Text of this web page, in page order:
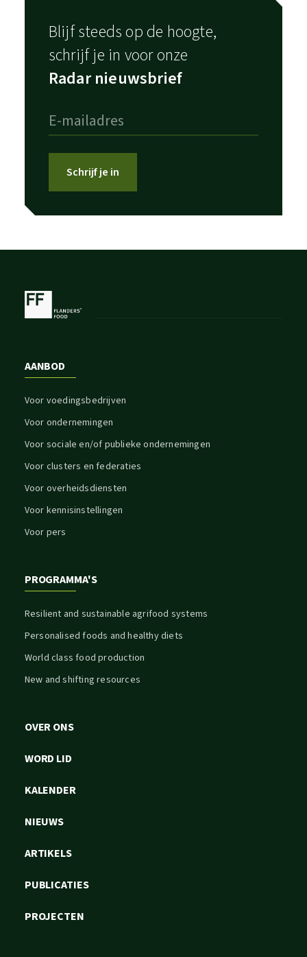
Blijf steeds op de hoogte,
schrijf je in voor onze
Radar nieuwsbrief
Schrijf je in
AANBOD
Voor voedingsbedrijven
Voor ondernemingen
Voor sociale en/of publieke ondernemingen
Voor clusters en federaties
Voor overheidsdiensten
Voor kennisinstellingen
Voor pers
PROGRAMMA'S
Resilient and sustainable agrifood systems
Personalised foods and healthy diets
World class food production
New and shifting resources
OVER ONS
WORD LID
KALENDER
NIEUWS
ARTIKELS
PUBLICATIES
PROJECTEN